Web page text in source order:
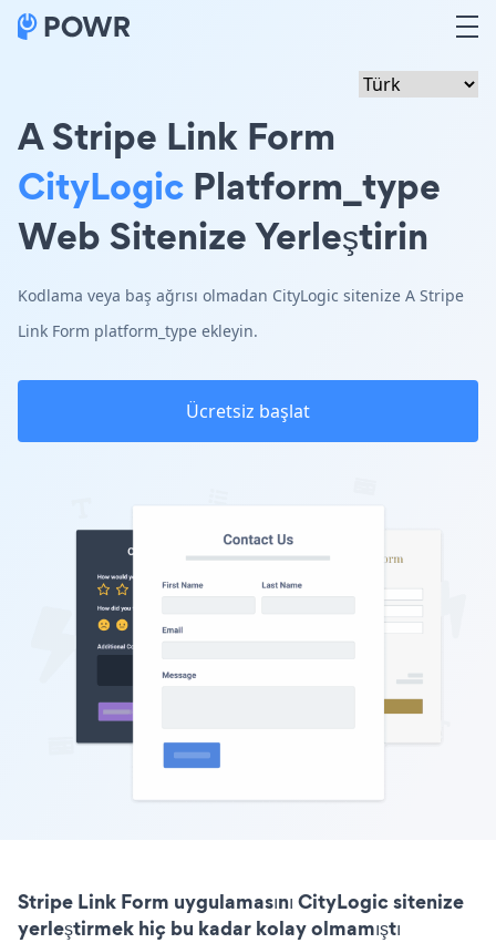
A Stripe Link Form
CityLogic Platform_type
Web Sitenize Yerleştirin
Kodlama veya baş ağrısı olmadan CityLogic sitenize A Stripe
Link Form platform_type ekleyin.
Ücretsiz başlat
Stripe Link Form uygulamasını CityLogic sitenize
yerleştirmek hiç bu kadar kolay olmamıştı